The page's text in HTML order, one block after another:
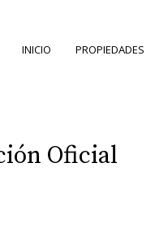
INICIO PROPIEDADES
Oficial